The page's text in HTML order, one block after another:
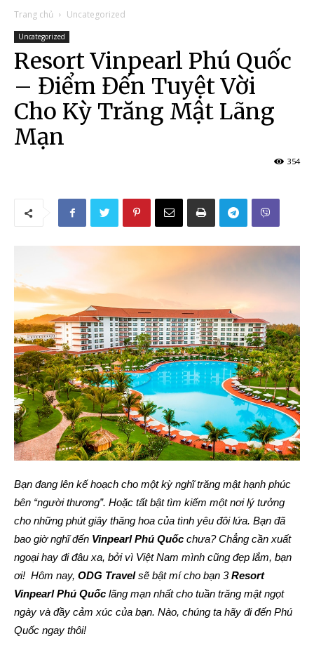
Trang chủ Uncategorized
Uncategorized
Resort Vinpearl Phú Quốc
– Điểm Đến Tuyệt Vời
Cho Kỳ Trăng Mật Lãng
Mạn
354
Bạn đang lên kế hoạch cho một kỳ nghĩ trăng mật hạnh phúc
bên “người thương”. Hoặc tất bật tìm kiếm một nơi lý tưởng
cho những phút giây thăng hoa của tình yêu đôi lứa. Bạn đã
bao giờ nghĩ đến Vinpearl Phú Quốc chưa? Chẳng cần xuất
ngoại hay đi đâu xa, bởi vì Việt Nam mình cũng đẹp lắm, bạn
ơi! Hôm nay, ODG Travelsẽ bật mí cho bạn 3Resort
Vinpearl Phú Quốc lãng mạn nhất cho tuần trăng mật ngọt
ngày và đầy cảm xúc của bạn. Nào, chúng ta hãy đi đến Phú
Quốc ngay thôi!